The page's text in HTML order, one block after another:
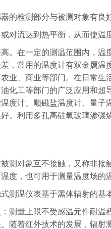
检测部分与被测对象有良好
流达到热平衡，从而使温
在一定的测温范围内，温
，常用的温度计有双金属
业、商业等部门。在日常
化工等部门的广泛应用和超
度计、顺磁盐温度计、量
。利用多孔高硅氧玻璃渗碳
对象互不接触，又称非接
度，也可用于测量温度场的
温仪表基于黑体辐射的基本
量上限不受感温元件耐温
随着红外技术的发展，辐射